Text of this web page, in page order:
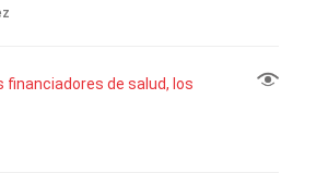
financiadores de salud, los